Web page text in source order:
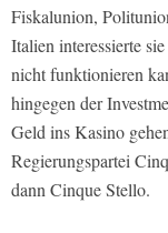
Fiskalunion,
Italien interessierte
nicht funktionieren
hingegen der
Geld ins Kasino
Regierungspartei
dann Cinque Stello.